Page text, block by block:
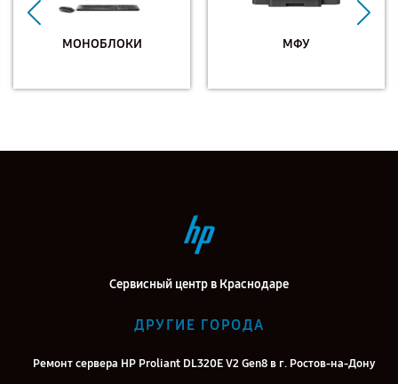
МОНОБЛОКИ МФУ
Сервисный центр в Краснодаре
ДРУГИЕ ГОРОДА
Ремонт сервера HP Proliant DL320E V2 Gen8 в г. Ростов-на-Дону